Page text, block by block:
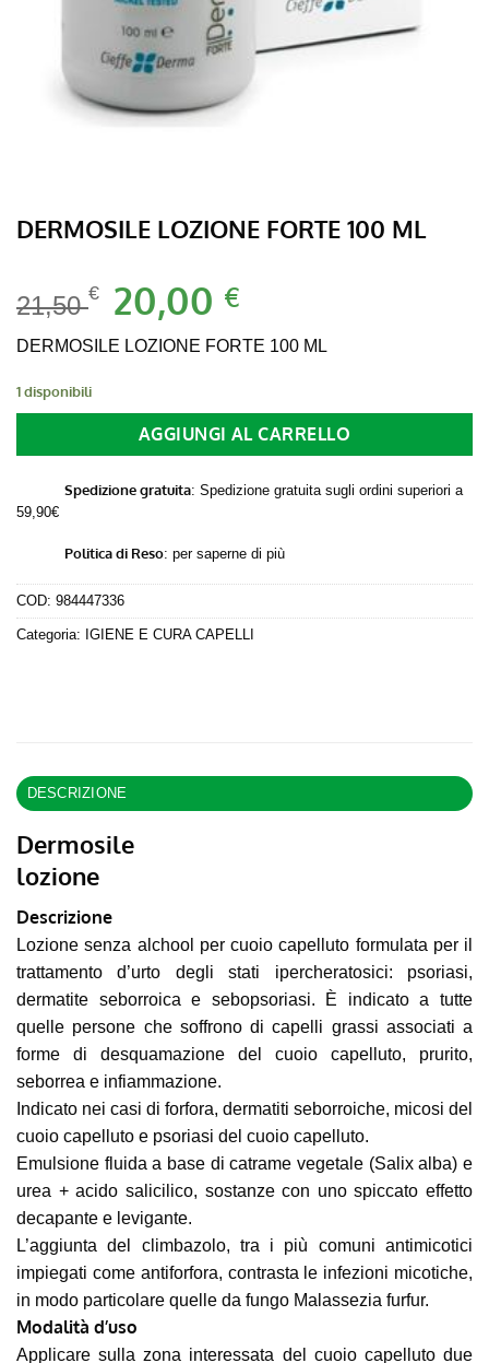
DERMOSILE LOZIONE FORTE 100 ML
21,50€ Il
prezzo
originale
20,00 €
attuale
DERMOSILE LOZIONE FORTE 100 ML
1 disponibili
AGGIUNGI AL CARRELLO
Spedizione gratuita: Spedizione gratuita sugli ordini superiori a
59,90€
Politica di Reso: per saperne di più
COD: 984447336
Categoria: IGIENE E CURA CAPELLI
DESCRIZIONE
Dermosile
lozione
Descrizione
Lozione senza alchool per cuoio capelluto formulata per il
trattamento d’urto degli stati ipercheratosici: psoriasi,
dermatite seborroica e sebopsoriasi. È indicato a tutte
quelle persone che soffrono di capelli grassi associati a
forme di desquamazione del cuoio capelluto, prurito,
seborrea e infiammazione.
Indicato nei casi di forfora, dermatiti seborroiche, micosi del
cuoio capelluto e psoriasi del cuoio capelluto.
Emulsione fluida a base di catrame vegetale (Salix alba) e
urea + acido salicilico, sostanze con uno spiccato effetto
decapante e levigante.
L’aggiunta del climbazolo, tra i più comuni antimicotici
impiegati come antiforfora, contrasta le infezioni micotiche,
in modo particolare quelle da fungo Malassezia furfur.
Modalità d’uso
Applicare sulla zona interessata del cuoio capelluto due